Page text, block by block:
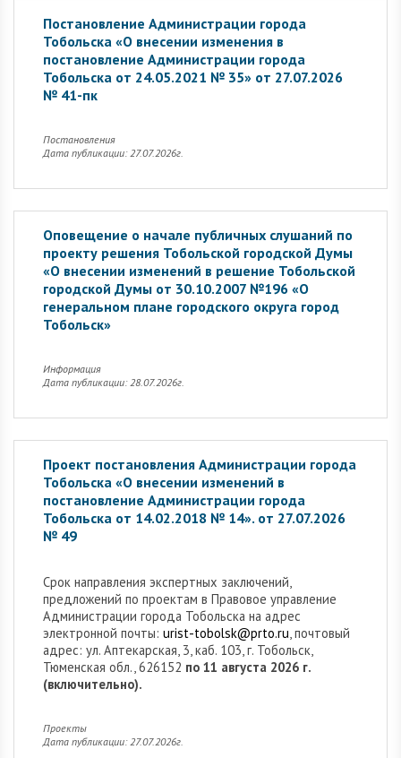
Постановление Администрации города
Тобольска «О внесении изменения в
постановление Администрации города
Тобольска от 24.05.2021 № 35» от 27.07.2026
№ 41-пк
Постановления
Дата публикации: 27.07.2026г.
Оповещение о начале публичных слушаний по
проекту решения Тобольской городской Думы
«О внесении изменений в решение Тобольской
городской Думы от 30.10.2007 №196 «О
генеральном плане городского округа город
Тобольск»
Информация
Дата публикации: 28.07.2026г.
Проект постановления Администрации города
Тобольска «О внесении изменений в
постановление Администрации города
Тобольска от 14.02.2018 № 14». от 27.07.2026
№ 49
Cрок направления экспертных заключений,
предложений по проектам в Правовое управление
Администрации города Тобольска на адрес
электронной почты: urist-tobolsk@prto.ru, почтовый
адрес: ул. Аптекарская, 3, каб. 103, г. Тобольск,
Тюменская обл., 626152 по 11 августа 2026 г.
(включительно).
Проекты
Дата публикации: 27.07.2026г.